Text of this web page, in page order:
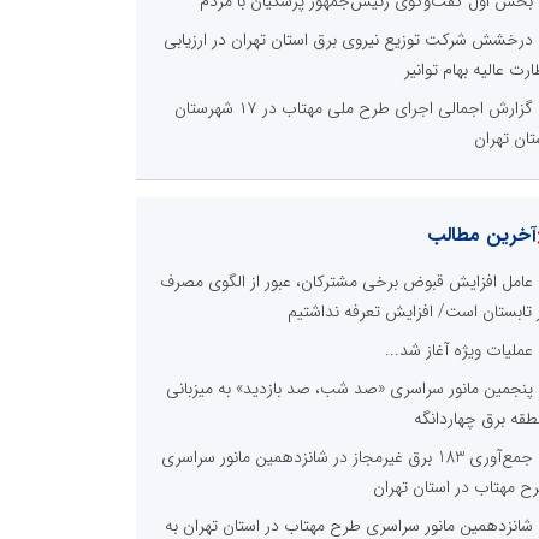
درخشش شرکت توزیع نیروی برق استان تهران در ارزیابی
عالیه بهام توانیر
گزارش اجمالی اجرای طرح ملی مهتاب در ۱۷ شهرستان
تهران
آخرین مطالب
عامل افزایش قبوض برخی مشترکان، عبور از الگوی مصرف
تابستان است/ افزایش تعرفه نداشتیم
عملیات ویژه آغاز شد...
پنجمین مانور سراسری «صد شب، صد بازدید» به میزبانی
برق چهاردانگه
جمع‌آوری 183 برق غیرمجاز در شانزدهمین مانور سراسری
مهتاب در استان تهران
شانزدهمین مانور سراسری طرح مهتاب در استان تهران به